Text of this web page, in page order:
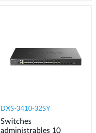
DXS-3410-32SY
Switches
administrables 10